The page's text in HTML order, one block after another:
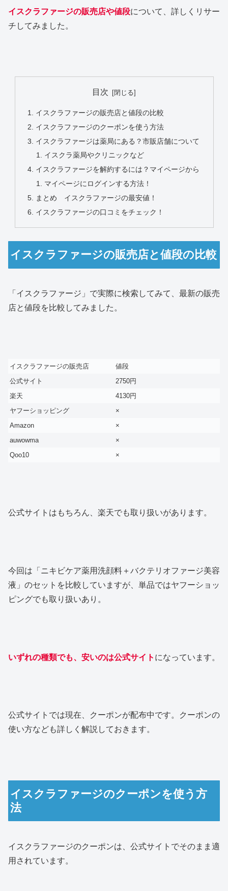
イスクラファージの販売店や値段について、詳しくリサー
チしてみました。
目次
イスクラファージの販売店と値段の比較
イスクラファージのクーポンを使う方法
イスクラファージは薬局にある？市販店舗について
イスクラ薬局やクリニックなど
イスクラファージを解約するには？マイページから
マイページにログインする方法！
まとめ イスクラファージの最安値！
イスクラファージの口コミをチェック！
イスクラファージの販売店と値段の比較
「イスクラファージ」で実際に検索してみて、最新の販売
店と値段を比較してみました。
イスクラファージの販売店
値段
公式サイト
2750円
楽天
4130円
ヤフーショッピング
×
Amazon
×
auwowma
×
Qoo10
×
公式サイトはもちろん、楽天でも取り扱いがあります。
今回は「ニキビケア薬用洗顔料＋バクテリオファージ美容
液」のセットを比較していますが、単品ではヤフーショッ
ピングでも取り扱いあり。
いずれの種類でも、安いのは公式サイト になっています。
公式サイトでは現在、クーポンが配布中です。クーポンの
使い方なども詳しく解説しておきます。
イスクラファージのクーポンを使う方
法
イスクラファージのクーポンは、公式サイトでそのまま適
用されています。